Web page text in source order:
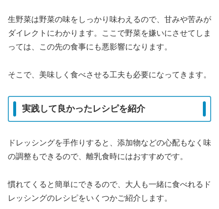
生野菜は野菜の味をしっかり味わえるので、甘みや苦みが
ダイレクトにわかります。ここで野菜を嫌いにさせてしま
っては、この先の食事にも悪影響になります。
そこで、美味しく食べさせる工夫も必要になってきます。
実践して良かったレシピを紹介
ドレッシングを手作りすると、添加物などの心配もなく味
の調整もできるので、離乳食時にはおすすめです。
慣れてくると簡単にできるので、大人も一緒に食べれるド
レッシングのレシピをいくつかご紹介します。